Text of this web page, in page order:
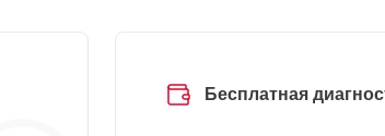
Бесплатная